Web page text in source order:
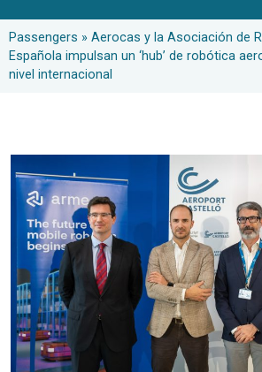
Passengers » Aerocas y la Asociación de
Española impulsan un ‘hub’ de robótica
nivel internacional